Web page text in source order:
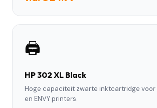
🖨️
HP 302 XL Black
Hoge capaciteit zwarte inktcartridge voor
en ENVY printers.